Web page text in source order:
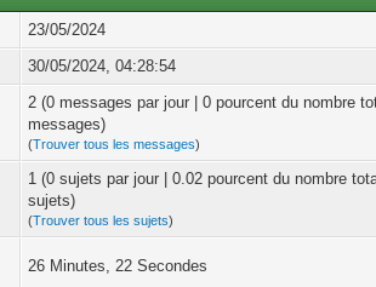
23/05/2024
30/05/2024, 04:28:54
2 (0 messages par jour | 0 pourcent du nombre
messages)
(Trouver tous les messages)
1 (0 sujets par jour | 0.02 pourcent du nombre
sujets)
(Trouver tous les sujets)
26 Minutes, 22 Secondes